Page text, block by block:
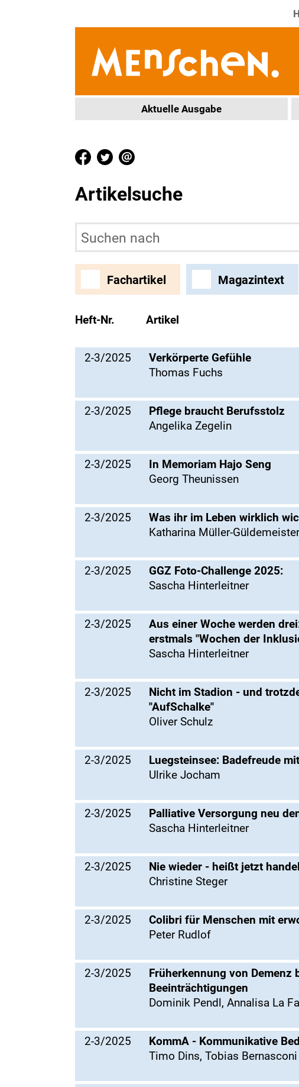
Aktuelle Ausgabe
Artikelsuche
Fachartikel Magazintext
Heft-Nr. Artikel
2-3/2025
Verkörperte Gefühle
Thomas Fuchs
2-3/2025
Pflege braucht Berufsstolz
Angelika Zegelin
2-3/2025
In Memoriam Hajo Seng
Georg Theunissen
2-3/2025
Was ihr im Leben wirklich
Katharina Müller-Güldemeister
2-3/2025
GGZ Foto-Challenge 2025:
Sascha Hinterleitner
2-3/2025
Aus einer Woche werden
erstmals "Wochen der
Sascha Hinterleitner
2-3/2025
Nicht im Stadion - und
"AufSchalke"
Oliver Schulz
2-3/2025
Luegsteinsee: Badefreude
Ulrike Jocham
2-3/2025
Palliative Versorgung neu
Sascha Hinterleitner
2-3/2025
Nie wieder - heißt jetzt
Christine Steger
2-3/2025
Colibri für Menschen mit
Peter Rudlof
2-3/2025
Früherkennung von
Beeinträchtigungen
Dominik Pendl, Annalisa La
2-3/2025
KommA - Kommunikative
Timo Dins, Tobias Bernasconi